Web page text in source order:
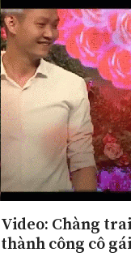
Video: Chàng
thành công cô